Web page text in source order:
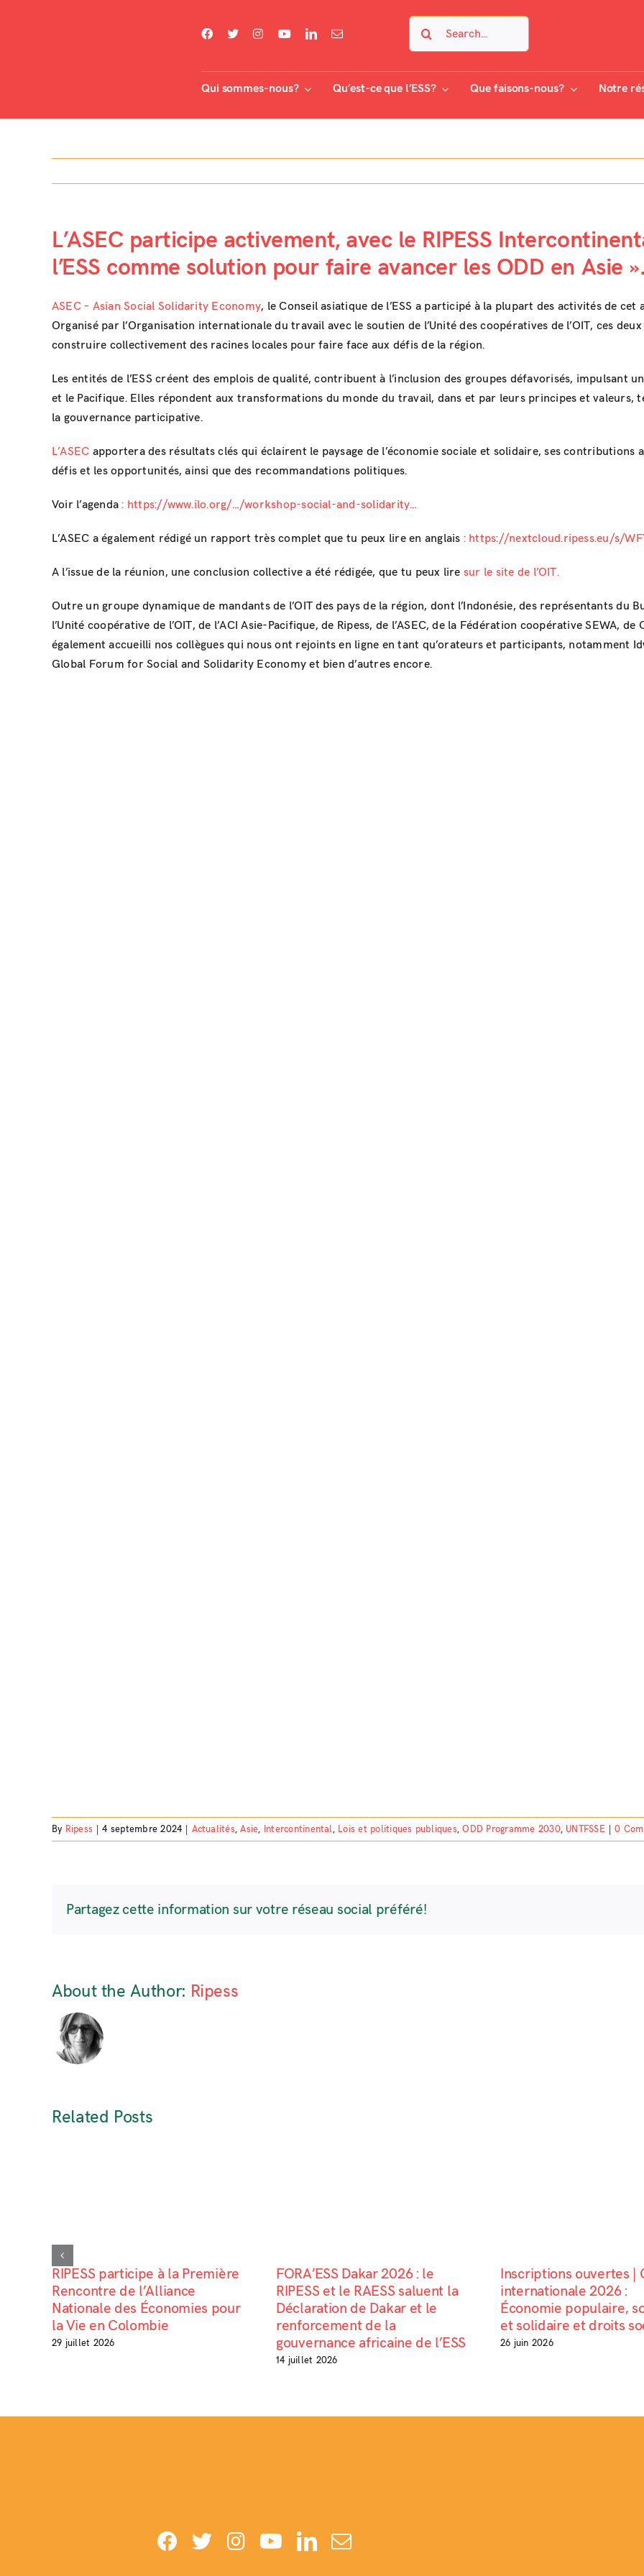
Qui sommes-nous? Qu’est-ce que l’ESS? Que faisons-nous? Notre
L’ASEC participe activement, avec le RIPESS
l’ESS comme solution pour faire avancer les ODD en Asie ».
ASEC – Asian Social Solidarity Economy, le Conseil asiatique de l’ESS a participé à la plupart des activités de cet
Organisé par l’Organisation internationale du travail avec le soutien de l’Unité des coopératives de l’OIT, ces
construire collectivement des racines locales pour faire face aux défis de la région.
Les entités de l’ESS créent des emplois de qualité, contribuent à l’inclusion des groupes défavorisés, impulsant
et le Pacifique. Elles répondent aux transformations du monde du travail, dans et par leurs principes et valeurs,
la gouvernance participative.
L’ASEC apportera des résultats clés qui éclairent le paysage de l’économie sociale et solidaire, ses
défis et les opportunités, ainsi que des recommandations politiques.
Voir l’agenda: https://www.ilo.org/…/workshop-social-and-solidarity…
L’ASEC a également rédigé un rapport très complet que tu peux lire en anglais : https://nextcloud.ripess.eu/s/
A l’issue de la réunion, une conclusion collective a été rédigée, que tu peux lire sur le site de l’OIT.
Outre un groupe dynamique de mandants de l’OIT des pays de la région, dont l’Indonésie, des représentants du
l’Unité coopérative de l’OIT, de l’ACI Asie-Pacifique, de Ripess, de l’ASEC, de la Fédération coopérative SEWA, de
également accueilli nos collègues qui nous ont rejoints en ligne en tant qu’orateurs et participants, notamment
Global Forum for Social and Solidarity Economy et bien d’autres encore.
By Ripess 4 septembre 2024 Actualités,Asie, Intercontinental, Lois et politiques publiques,ODD Programme 2030, UNTFSSE 0
Partagez cette information sur votre réseau social préféré!
About the Author: Ripess
Related Posts
RIPESS participe à la Première
Rencontre de l’Alliance
Nationale des Économies pour
la Vie en Colombie
29 juillet 2026
FORA’ESS Dakar 2026 : le
RIPESS et le RAESS saluent la
Déclaration de Dakar et le
renforcement de la
gouvernance africaine de l’ESS
14 juillet 2026
Inscriptions ouvertes |
internationale 2026 :
Économie populaire,
et solidaire et droits
26 juin 2026